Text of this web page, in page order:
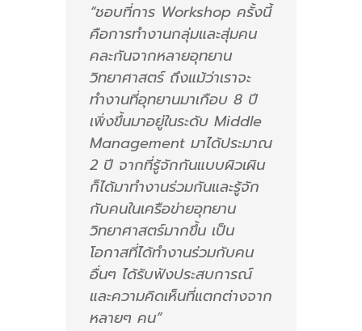
“ชอบที่การ Workshop ครั้งนี้
คือการทำงานกลุ่มและสุ่มคน
คละกันจากหลายอุทยาน
วิทยาศาสตร์ ถึงแม้ว่าเราจะ
ทำงานที่อุทยานมาเกือบ 8 ปี
เพิ่งขึ้นมาอยู่ในระดับ Middle
Management มาได้ประมาณ
2 ปี จากที่รู้จักกันแบบผิวเผิน
ก็ได้มาทำงานร่วมกันและรู้จัก
กับคนในเครือข่ายอุทยาน
วิทยาศาสตร์มากขึ้น เป็น
โอกาสที่ได้ทำงานร่วมกับคน
อื่นๆ ได้รับฟังประสบการณ์
และความคิดเห็นที่แตกต่างจาก
หลายๆ คน”